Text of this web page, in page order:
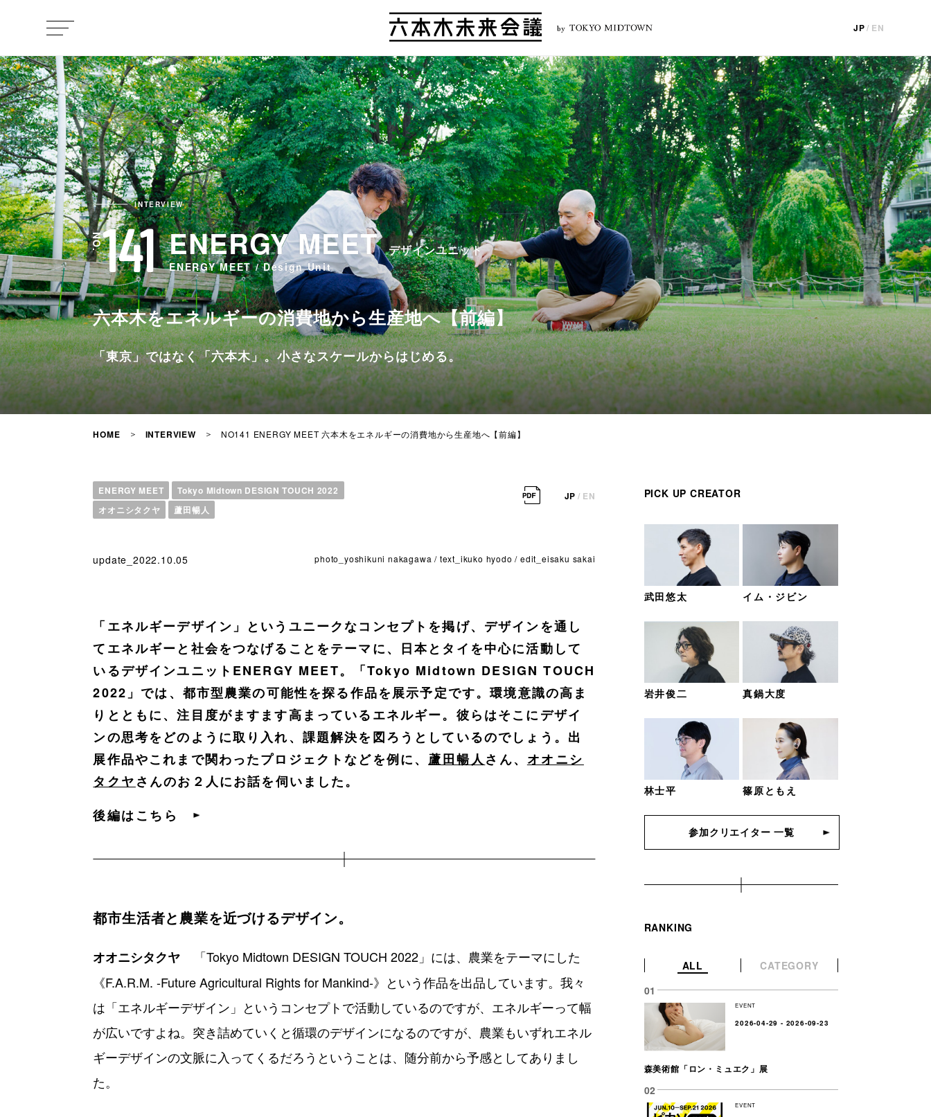
by JP/ EN
INTERVIEW
141 ENERGY MEET デザインユニット
ENERGY MEET / Design Unit
六本木をエネルギーの消費地から生産地へ【前編】
「東京」ではなく「六本木」。小さなスケールからはじめる。
HOME INTERVIEW NO141 ENERGY MEET 六本木をエネルギーの消費地から生産地へ【前編】
ENERGY MEET
Tokyo Midtown DESIGN TOUCH 2022
オオニシタクヤ
蘆田暢人
JP / EN
update_2022.10.05 photo_yoshikuni nakagawa / text_ikuko hyodo / edit_eisaku sakai
「エネルギーデザイン」というユニークなコンセプトを掲げ、デザインを通し
てエネルギーと社会をつなげることをテーマに、日本とタイを中心に活動して
いるデザインユニットENERGY MEET。「Tokyo Midtown DESIGN TOUCH
2022」では、都市型農業の可能性を探る作品を展示予定です。環境意識の高ま
りとともに、注目度がますます高まっているエネルギー。彼らはそこにデザイ
ンの思考をどのように取り入れ、課題解決を図ろうとしているのでしょう。出
展作品やこれまで関わったプロジェクトなどを例に、 蘆田暢人さん、 オオニシ
タクヤさんのお２人にお話を伺いました。
後編はこちら
都市生活者と農業を近づけるデザイン。
オオニシタクヤ
「Tokyo Midtown DESIGN TOUCH 2022」には、農業をテーマにした
《F.A.R.M. -Future Agricultural Rights for Mankind-》という作品を出品しています。我々
は「エネルギーデザイン」というコンセプトで活動しているのですが、エネルギーって幅
が広いですよね。突き詰めていくと循環のデザインになるのですが、農業もいずれエネル
ギーデザインの文脈に入ってくるだろうということは、随分前から予感としてありまし
た。
PICK UP CREATOR
武田悠太 イム・ジビン
岩井俊二 真鍋大度
林士平 篠原ともえ
参加クリエイター 一覧
RANKING
ALL CATEGORY
EVENT
2026-04-29 - 2026-09-23
森美術館「ロン・ミュエク」展
EVENT